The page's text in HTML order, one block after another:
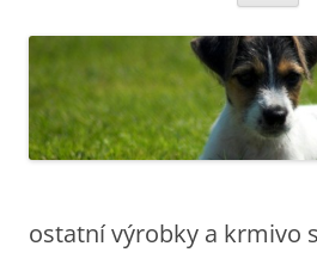
ostatní výrobky a krmivo